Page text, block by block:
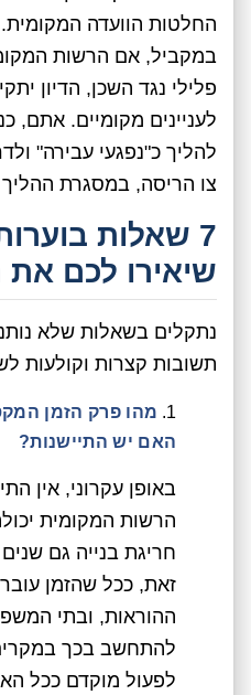
החלטות הוועדה המקומית.
במקביל, אם הרשות
פלילי נגד השכן, הדיון
לעניינים מקומיים. אתם,
להליך כ"נפגעי עבירה"
צו הריסה, במסגרת ההליך
7 שאלות
שיאירו לכם
נתקלים בשאלות שלא
תשובות קצרות וקולעות
מהו פרק הזמן
האם יש התיישנות?
באופן עקרוני, אין
הרשות המקומית
חריגת בנייה גם
זאת, ככל שהזמן
ההוראות, ובתי
להתחשב בכך
לפעול מוקדם ככל